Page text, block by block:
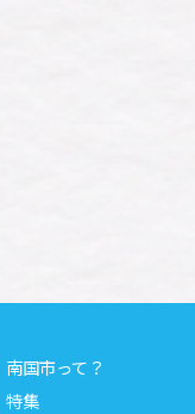
南国市って？
特集